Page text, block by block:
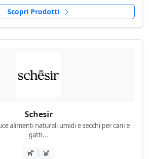
Scopri Prodotti
Schesir
alimenti naturali umidi e secchi per cani e
gatti...